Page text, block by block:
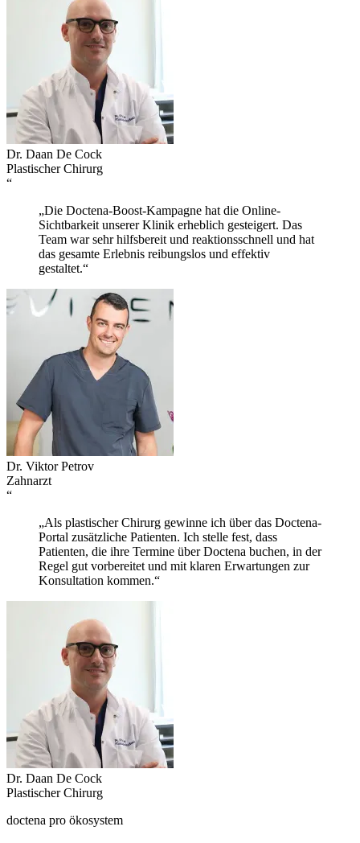
Dr. Daan De Cock
Plastischer Chirurg
“
„Die Doctena-Boost-Kampagne hat die Online-
Sichtbarkeit unserer Klinik erheblich gesteigert. Das
Team war sehr hilfsbereit und reaktionsschnell und hat
das gesamte Erlebnis reibungslos und effektiv
gestaltet.“
Dr. Viktor Petrov
Zahnarzt
“
„Als plastischer Chirurg gewinne ich über das Doctena-
Portal zusätzliche Patienten. Ich stelle fest, dass
Patienten, die ihre Termine über Doctena buchen, in der
Regel gut vorbereitet und mit klaren Erwartungen zur
Konsultation kommen.“
Dr. Daan De Cock
Plastischer Chirurg
doctena pro ökosystem